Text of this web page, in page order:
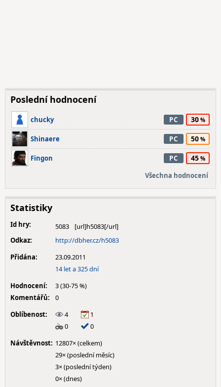
Poslední hodnocení
chucky PC 30
Shinaere PC 50
Fingon PC 45
Všechna hodnocení
Statistiky
Id hry:
5083
Odkaz:
http://dbher.cz/h5083
Přidána:
23.09.2011
14 let a 325 dní
Hodnocení:
3 (30-75 %)
Komentářů:
0
Oblíbenost:
4
1
0
0
Návštěvnost: 12807× (celkem)
29× (poslední měsíc)
3× (poslední týden)
0× (dnes)